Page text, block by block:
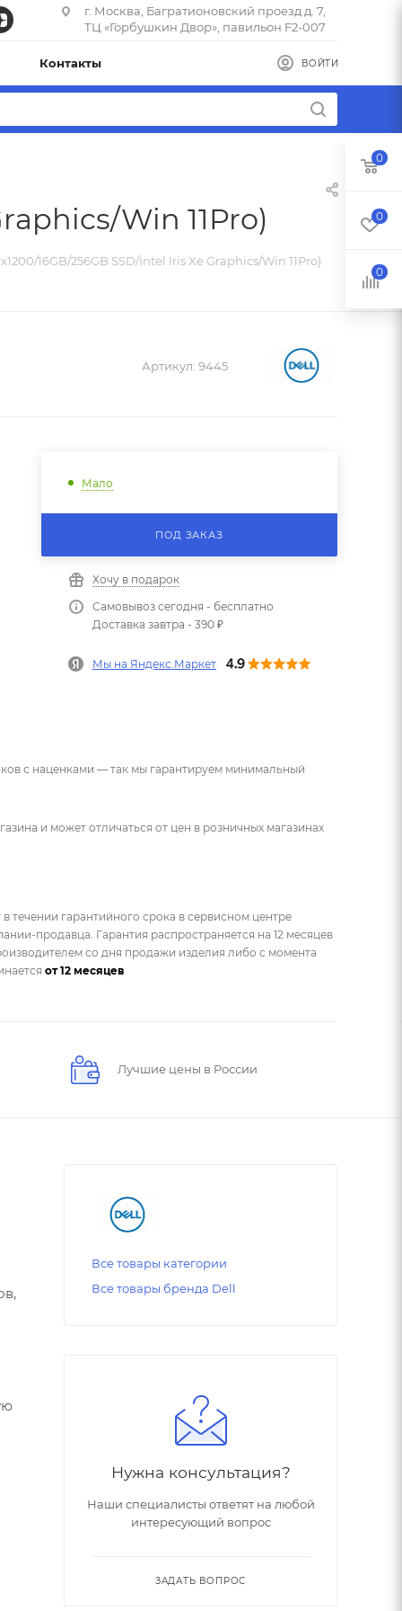
г. Москва, Багратионовский проезд д. 7,
ТЦ «Горбушкин Двор», павильон F2-007
ВОЙТИ
Контакты
Win 11Pro)
16GB/256GB SSD/Intel Iris Xe Graphics/Win 11Pro)
Артикул: 9445
Мало
ПОД ЗАКАЗ
Хочу в подарок
Самовывоз сегодня - бесплатно
Доставка завтра - 390 ₽
Мы на Яндекс.Маркет
с наценками — так мы гарантируем минимальный
и может отличаться от цен в розничных магазинах
течении гарантийного срока в сервисном центре
продавца. Гарантия распространяется на 12 месяцев
со дня продажи изделия либо с момента
от 12 месяцев
Лучшие цены в России
Все товары категории
Все товары бренда Dell
Нужна консультация?
Наши специалисты ответят на любой
интересующий вопрос
ЗАДАТЬ ВОПРОС
0
0
0